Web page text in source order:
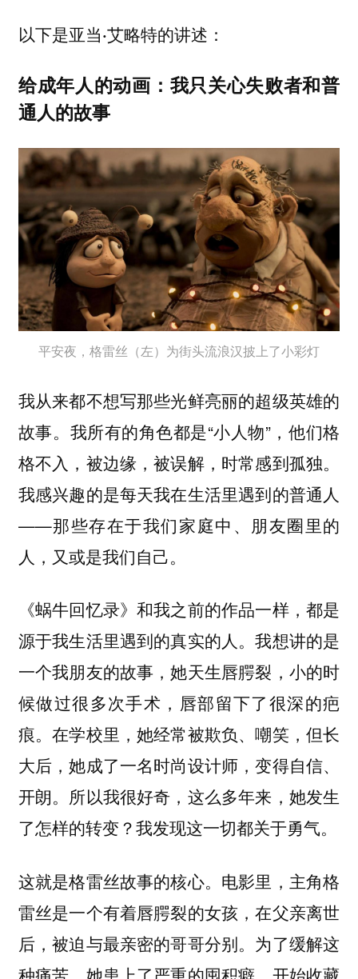
以下是亚当·艾略特的讲述：
给成年人的动画：我只关心失败者和普
通人的故事
平安夜，格雷丝（左）为街头流浪汉披上了小彩灯
我从来都不想写那些光鲜亮丽的超级英雄的
故事。我所有的角色都是“小人物”，他们格
格不入，被边缘，被误解，时常感到孤独。
我感兴趣的是每天我在生活里遇到的普通人
——那些存在于我们家庭中、朋友圈里的
人，又或是我们自己。
《蜗牛回忆录》和我之前的作品一样，都是
源于我生活里遇到的真实的人。我想讲的是
一个我朋友的故事，她天生唇腭裂，小的时
候做过很多次手术，唇部留下了很深的疤
痕。在学校里，她经常被欺负、嘲笑，但长
大后，她成了一名时尚设计师，变得自信、
开朗。所以我很好奇，这么多年来，她发生
了怎样的转变？我发现这一切都关于勇气。
这就是格雷丝故事的核心。电影里，主角格
雷丝是一个有着唇腭裂的女孩，在父亲离世
后，被迫与最亲密的哥哥分别。为了缓解这